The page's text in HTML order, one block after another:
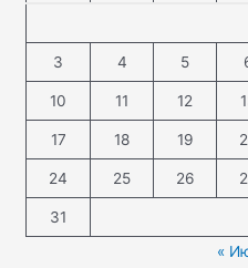
3 4 5
10 11 12
17 18 19
24 25 26
31
«